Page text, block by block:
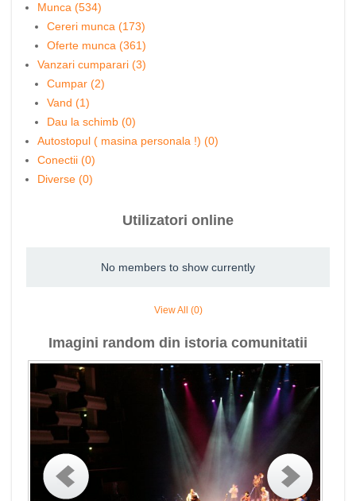
Munca (534)
Cereri munca (173)
Oferte munca (361)
Vanzari cumparari (3)
Cumpar (2)
Vand (1)
Dau la schimb (0)
Autostopul ( masina personala !) (0)
Conectii (0)
Diverse (0)
Utilizatori online
No members to show currently
View All (0)
Imagini random din istoria comunitatii